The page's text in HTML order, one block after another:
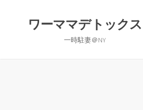
ワーママデトックス
一時駐妻＠NY